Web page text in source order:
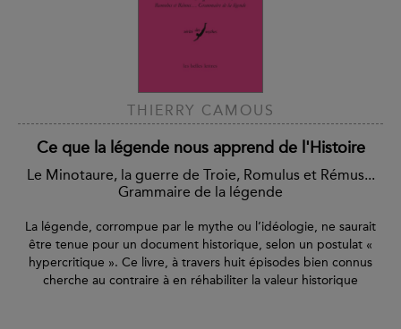
THIERRY CAMOUS
Ce que la légende nous apprend de l'Histoire
Le Minotaure, la guerre de Troie, Romulus et Rémus...
Grammaire de la légende
La légende, corrompue par le mythe ou l’idéologie, ne saurait
être tenue pour un document historique, selon un postulat «
hypercritique ». Ce livre, à travers huit épisodes bien connus
cherche au contraire à en réhabiliter la valeur historique